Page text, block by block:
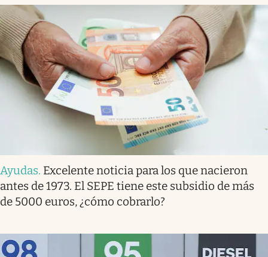
Ayudas. Excelente noticia para los que nacieron
antes de 1973. El SEPE tiene este subsidio de más
de 5000 euros, ¿cómo cobrarlo?